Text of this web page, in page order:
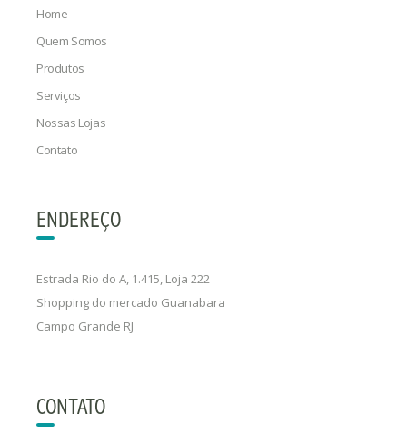
Home
Quem Somos
Produtos
Serviços
Nossas Lojas
Contato
ENDEREÇO
Estrada Rio do A, 1.415, Loja 222
Shopping do mercado Guanabara
Campo Grande RJ
CONTATO